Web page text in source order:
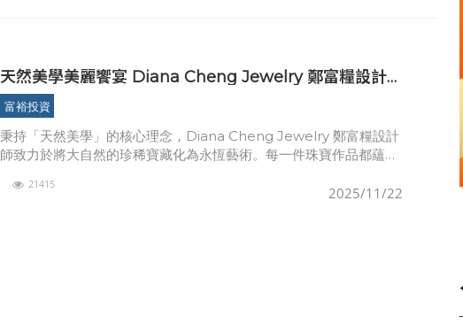
天然美學美麗饗宴 Diana Cheng Jewelry 鄭富糧設計
富裕投資
秉持「天然美學」的核心理念，Diana Cheng Jewelry 鄭富糧設計
師致力於將大自然的珍稀寶藏化為永恆藝術。每一件珠寶作品都蘊含
奢
2025/11/22
21415